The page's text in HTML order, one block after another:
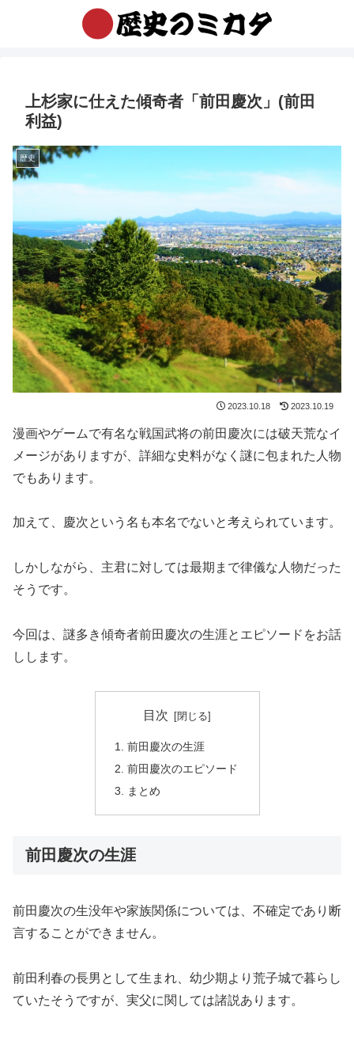
上杉家に仕えた傾奇者「前田慶次」(前田
利益)
歴史
2023.10.18 2023.10.19
漫画やゲームで有名な戦国武将の前田慶次には破天荒なイ
メージがありますが、詳細な史料がなく謎に包まれた人物
でもあります。
加えて、慶次という名も本名でないと考えられています。
しかしながら、主君に対しては最期まで律儀な人物だった
そうです。
今回は、謎多き傾奇者前田慶次の生涯とエピソードをお話
しします。
目次
前田慶次の生涯
前田慶次のエピソード
まとめ
前田慶次の生涯
前田慶次の生没年や家族関係については、不確定であり断
言することができません。
前田利春の長男として生まれ、幼少期より荒子城で暮らし
ていたそうですが、実父に関しては諸説あります。